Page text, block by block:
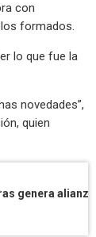
con
formados.
lo que fue la
novedades”,
quien